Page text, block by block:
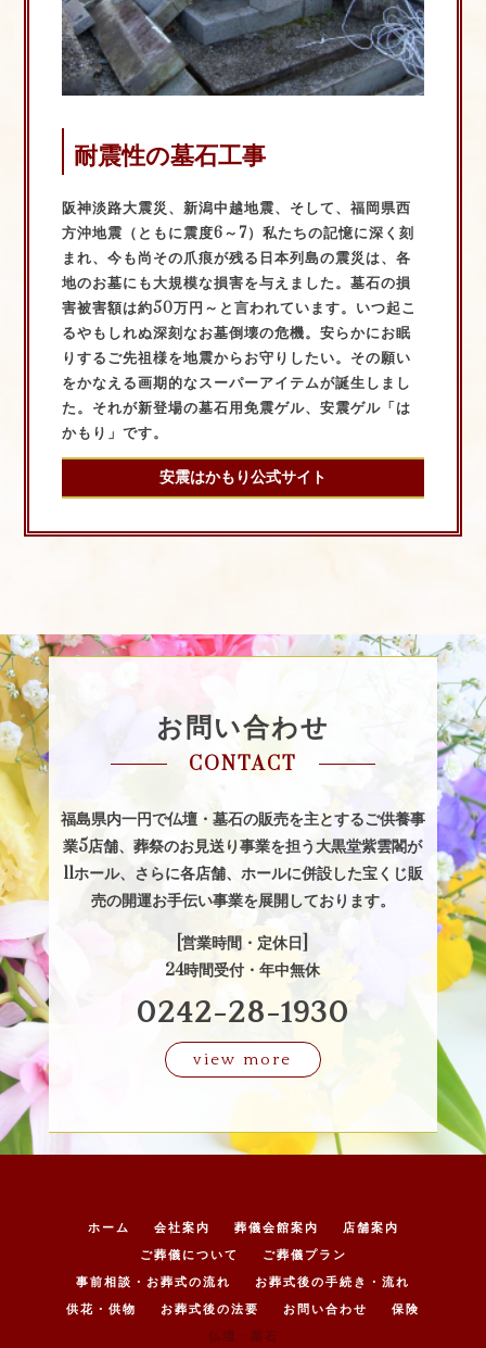
耐震性の墓石工事
阪神淡路大震災、新潟中越地震、そして、福岡県西
方沖地震（ともに震度6～7）私たちの記憶に深く刻
まれ、今も尚その爪痕が残る日本列島の震災は、各
地のお墓にも大規模な損害を与えました。墓石の損
害被害額は約50万円～と言われています。いつ起こ
るやもしれぬ深刻なお墓倒壊の危機。安らかにお眠
りするご先祖様を地震からお守りしたい。 その願い
をかなえる画期的なスーパーアイテムが誕生しまし
た。それが新登場の墓石用免震ゲル、安震ゲル「は
かもり」です。
安震はかもり公式サイト
お問い合わせ
CONTACT
福島県内一円で仏壇・墓石の販売を主とするご供養事
業5店舗、葬祭のお見送り事業を担う大黒堂紫雲閣が
11ホール、 さらに各店舗、ホールに併設した宝くじ販
売の開運お手伝い事業を展開しております。
[営業時間・定休日]
24時間受付・年中無休
0242-28-1930
view more
ホーム 会社案内 葬儀会館案内
店舗案内
ご葬儀について
ご葬儀プラン
事前相談・お葬式の流れ
お葬式後の手続き・流れ
供花・供物
お葬式後の法要 お問い合わせ
保険
仏壇・墓石